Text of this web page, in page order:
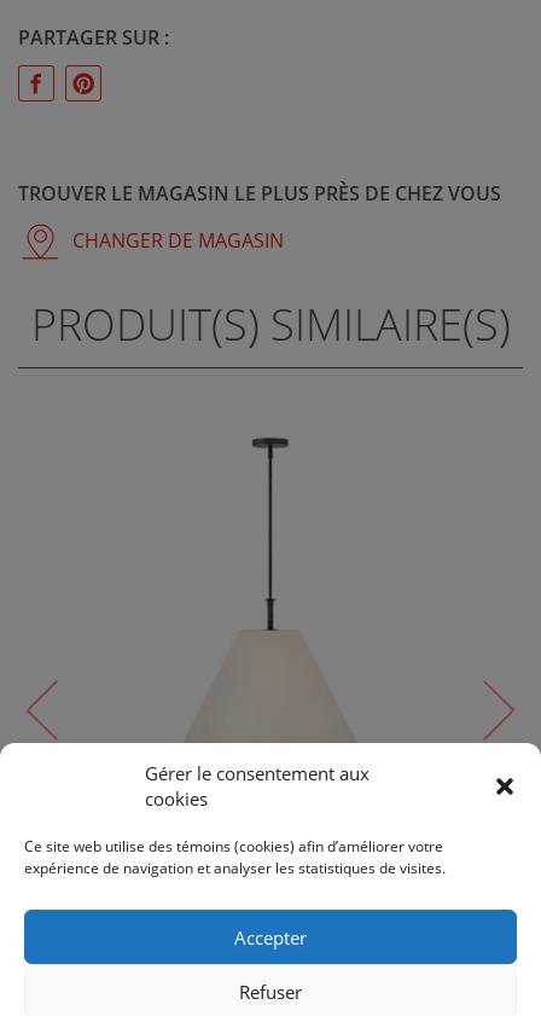
Gérer le consentement aux
cookies
Ce site web utilise des témoins (cookies) afin d’améliorer votre
expérience de navigation et analyser les statistiques de visites.
Accepter
Refuser
PARTAGER SUR :
TROUVER LE MAGASIN LE PLUS PRÈS DE CHEZ VOUS
CHANGER DE MAGASIN
PRODUIT(S) SIMILAIRE(S)
Suspendu
GRETA | 45167BLB
780$